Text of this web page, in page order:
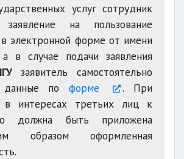
вне
услуг сотрудник
заявление на пользование
в электронной форме от имени
а в случае подачи заявления
заявитель самостоятельно
данные по форме
. При
в интересах третьих лиц к
должна быть приложена
образом оформленная